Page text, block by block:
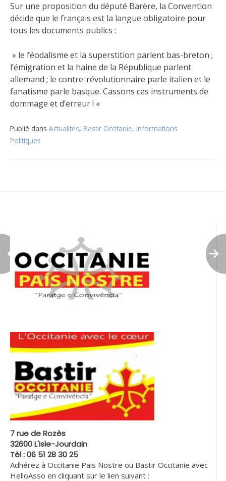
Sur une proposition du député Barère, la Convention
décide que le français est la langue obligatoire pour
tous les documents publics :
» le féodalisme et la superstition parlent bas-breton ;
l’émigration et la haine de la République parlent
allemand ; le contre-révolutionnaire parle italien et le
fanatisme parle basque. Cassons ces instruments de
dommage et d’erreur ! «
Publié dans Actualités, Bastir Occitanie, Informations
Politiques
7 rue de Rozès
32600 L'Isle-Jourdain
Tèl : 06 51 28 30 25
Adhérez à Occitanie Pais Nostre ou Bastir Occitanie avec
HelloAsso en cliquant sur le lien suivant :